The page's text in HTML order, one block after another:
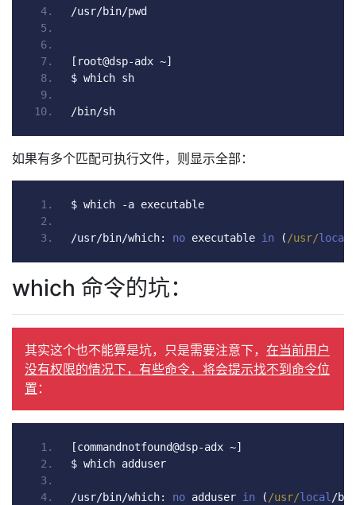
/usr/bin/pwd
[ root@dsp-adx ~]
$ which sh
/bin/sh
如果有多个匹配可执行文件，则显示全部：
$ which -a executable
/usr/bin/which: no executable in ( /usr/local
which 命令的坑：
其实这个也不能算是坑，只是需要注意下， 在当前用户
没有权限的情况下，有些命令，将会提示找不到命令位
置 ：
[commandnotfound@dsp-adx ~]
$ which adduser
/usr/bin/which: no adduser in ( /usr/local /bin